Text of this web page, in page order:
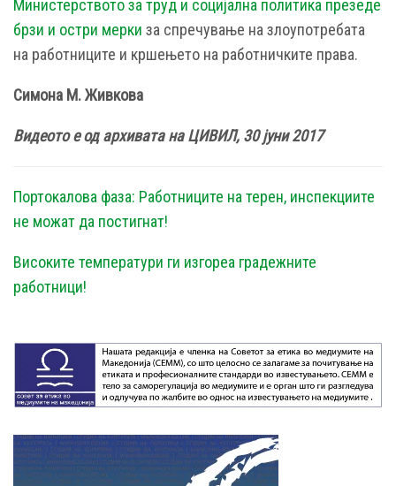
Министерството за труд и социјална политика презеде
брзи и остри мерки за спречување на злоупотребата
на работниците и кршењето на работничките права.
Симона М. Живкова
Видеото е од архивата на ЦИВИЛ, 30 јуни 2017
Портокалова фаза: Работниците на терен, инспекциите
не можат да постигнат!
Високите температури ги изгореа градежните
работници!